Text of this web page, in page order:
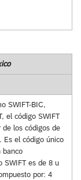
SWIFT-BIC,
el código SWIFT
los códigos de
Es el código único
banco
SWIFT es de 8 u
por: 4